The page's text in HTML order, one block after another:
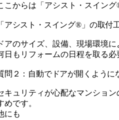
こからは「アシスト・スイン
アシスト・スイング®」の取付
アのサイズ、設備、現場環境
日もリフォームの日程を取る
問２：自動でドアが開くよう
キュリティが心配なマンショ
めです。
にも